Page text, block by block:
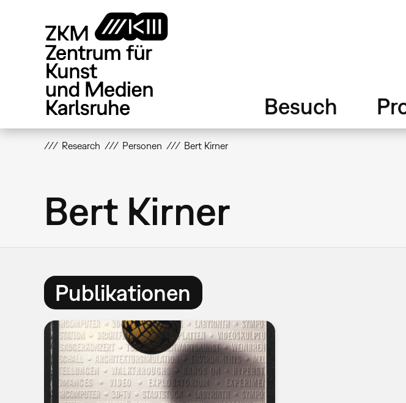
Besuch
Research Personen Bert Kirner
Bert Kirner
Publikationen